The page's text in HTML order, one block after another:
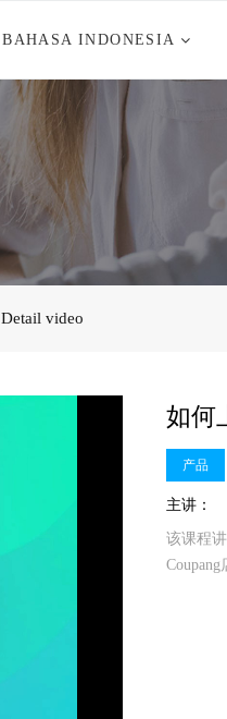
BAHASA INDONESIA
Detail video
如何
产品
主讲：
该课程